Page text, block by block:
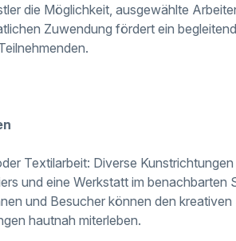
die Möglichkeit, ausgewählte
Zuwendung fördert ein
Textilarbeit: Diverse
und eine Werkstatt im benachbarten
und Besucher können den
hautnah miterleben.